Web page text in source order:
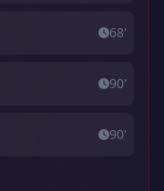
68'
90'
90'